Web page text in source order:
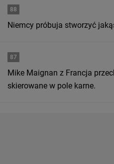
88
Niemcy próbuja stworzyć
87
Mike Maignan z Francja
skierowane w pole karne.